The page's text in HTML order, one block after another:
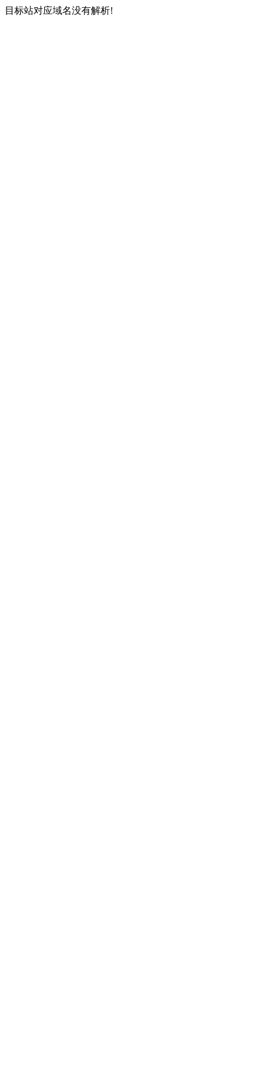
目标站对应域名没有解析!